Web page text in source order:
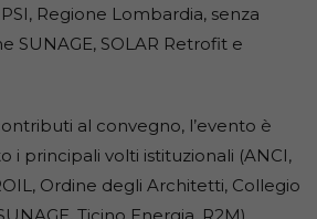
Regione Lombardia, senza
SOLAR Retrofit e
al convegno, l’evento è
principali volti istituzionali (ANCI,
Ordine degli Architetti, Collegio